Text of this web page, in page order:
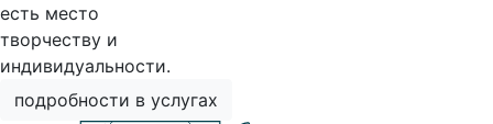
есть место
творчеству и
индивидуальности.
подробности в услугах